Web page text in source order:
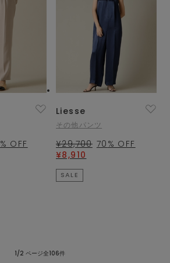
% OFF
Liesse
その他パンツ
¥29,700 70 % OFF
¥8,910
SALE
1/2 ページ全106件